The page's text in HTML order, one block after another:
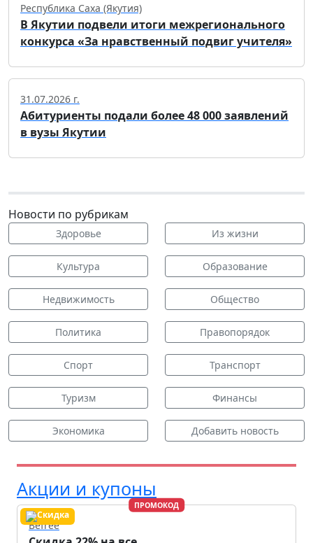
Республика Саха (Якутия)
В Якутии подвели итоги межрегионального
конкурса «За нравственный подвиг учителя»
31.07.2026 г.
Абитуриенты подали более 48 000 заявлений
в вузы Якутии
Новости по рубрикам
Здоровье Из жизни
Культура Образование
Недвижимость Общество
Политика Правопорядок
Спорт Транспорт
Туризм Финансы
Экономика Добавить новость
Акции и купоны
ПРОМОКОД
Befree